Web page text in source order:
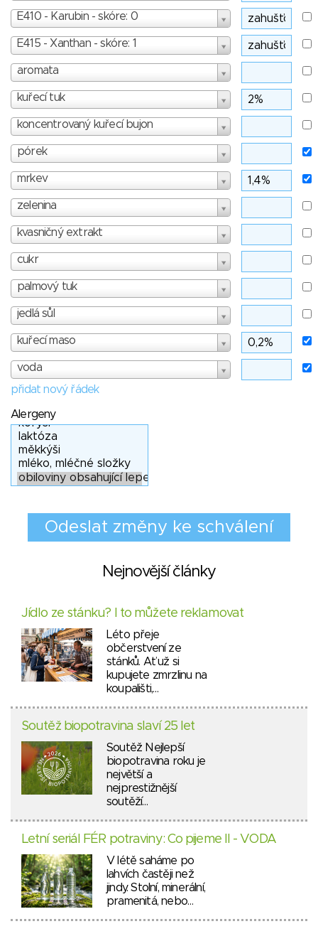
E410 - Karubin - skóre: 0
E415 - Xanthan - skóre: 1
aromata
kuřecí tuk
koncentrovaný kuřecí bujon
pórek
mrkev
zelenina
kvasničný extrakt
cukr
palmový tuk
jedlá sůl
kuřecí maso
voda
přidat nový řádek
Alergeny
Nejnovější články
Jídlo ze stánku? I to můžete reklamovat
Léto přeje
občerstvení ze
stánků. Ať už si
kupujete zmrzlinu na
koupališti,…
Soutěž biopotravina slaví 25 let
Soutěž Nejlepší
biopotravina roku je
největší a
nejprestižnější
soutěží…
Letní seriál FÉR potraviny: Co pijeme II - VODA
V létě saháme po
lahvích častěji než
jindy. Stolní, minerální,
pramenitá, nebo…